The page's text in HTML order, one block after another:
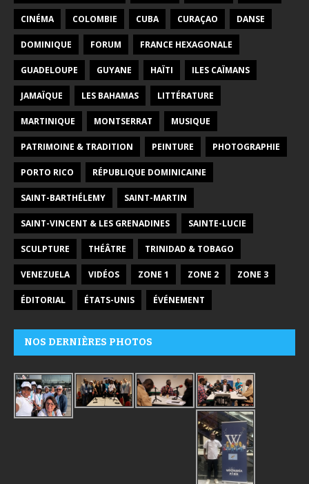
CINÉMA COLOMBIE CUBA CURAÇAO DANSE
DOMINIQUE FORUM FRANCE HEXAGONALE
GUADELOUPE GUYANE HAÏTI ILES CAÏMANS
JAMAÏQUE LES BAHAMAS LITTÉRATURE
MARTINIQUE MONTSERRAT MUSIQUE
PATRIMOINE & TRADITION PEINTURE PHOTOGRAPHIE
PORTO RICO RÉPUBLIQUE DOMINICAINE
SAINT-BARTHÉLEMY SAINT-MARTIN
SAINT-VINCENT & LES GRENADINES SAINTE-LUCIE
SCULPTURE THÉÂTRE TRINIDAD & TOBAGO
VENEZUELA VIDÉOS ZONE 1 ZONE 2 ZONE 3
ÉDITORIAL ÉTATS-UNIS ÉVÉNEMENT
NOS DERNIÈRES PHOTOS